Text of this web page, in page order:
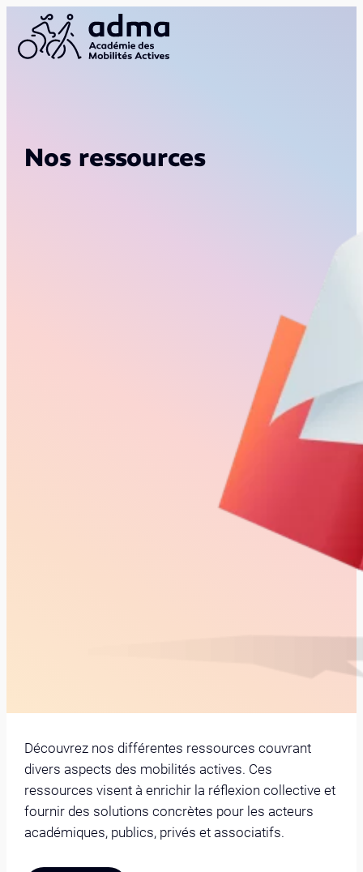
Nos ressources
Découvrez nos différentes ressources couvrant
divers aspects des mobilités actives. Ces
ressources visent à enrichir la réflexion collective et
fournir des solutions concrètes pour les acteurs
académiques, publics, privés et associatifs.